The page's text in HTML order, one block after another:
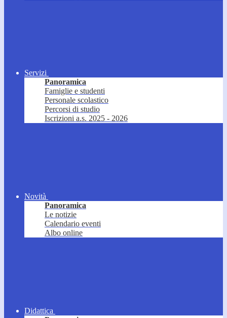
Servizi
Panoramica
Famiglie e studenti
Personale scolastico
Percorsi di studio
Iscrizioni a.s. 2025 - 2026
Novità
Panoramica
Le notizie
Calendario eventi
Albo online
Didattica